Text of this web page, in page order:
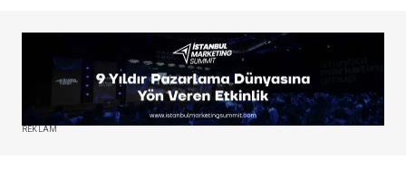
REKLAM